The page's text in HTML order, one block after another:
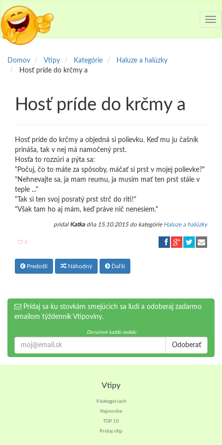
Domov Vtipy Kategórie
Haluze a halúzky
Hosť príde do krčmy a
Hosť príde do krčmy a
Hosť príde do krčmy a objedná si polievku. Keď mu ju čašník
prináša, tak v nej má namočený prst.
Hosťa to rozzúri a pýta sa:
"Počuj, čo to máte za spôsoby, máčať si prst v mojej polievke?"
"Nehnevajte sa, ja mam reumu, ja musím mať ten prst stále v
teple ..."
"Tak si ten svoj posratý prst strč do riti!"
"Však tam ho aj mám, keď práve nič nenesiem."
pridal Katkadňa 15.10.2015 do kategórie Haluze a halúzky
3
Predošlí Náhodný Ďaľší
Pridaj sa ku stovkám smejúcich sa ľudí a odoberaj zadarmo
emailom týždenník Vtipoviny.
Doručené každú nedeľu
Odoberať
Vtipy
V kategóriach
Najnovšie
TOP 10
Pridaj vtip